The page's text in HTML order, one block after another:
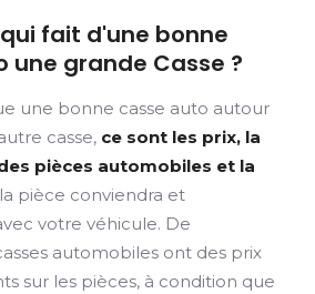
fait d'une bonne
une grande Casse ?
une bonne casse auto autour
casse, ce sont les prix, la
pièces automobiles et la
pièce conviendra et
votre véhicule. De
automobiles ont des prix
sur les pièces, à condition que